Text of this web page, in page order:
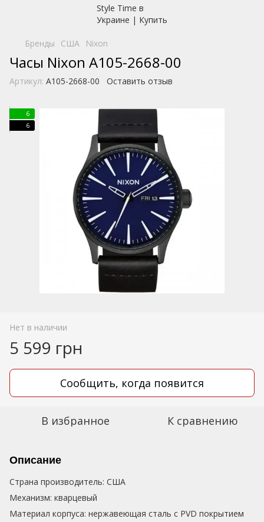
Бренды США Nixon
Часы Nixon A105-2668-00
Артикул: A105-2668-00 Оставить отзыв
6
6
Нет в наличии
5 599 грн
Сообщить, когда появится
В избранное К сравнению
Описание
Cтрана производитель: США
Механизм: кварцевый
Материал корпуса: нержавеющая сталь с PVD покрытием